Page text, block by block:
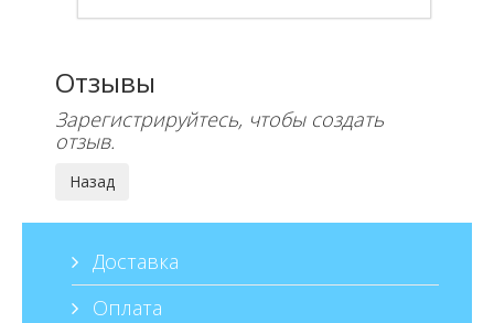
Отзывы
Зарегистрируйтесь, чтобы создать
отзыв.
Доставка
Оплата